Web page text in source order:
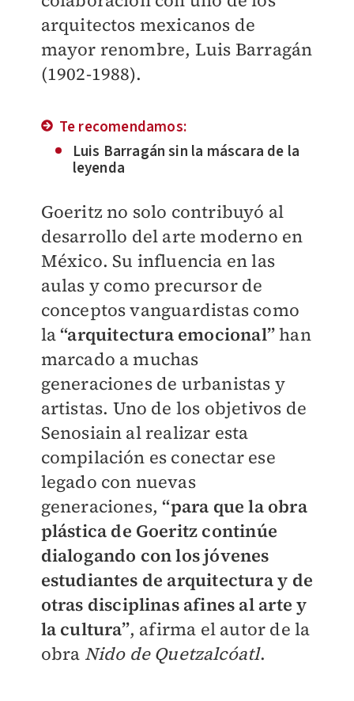
arquitectos mexicanos de
mayor renombre, Luis Barragán
(1902-1988).
Te recomendamos:
Luis Barragán sin la máscara de la
leyenda
Goeritz no solo contribuyó al
desarrollo del arte moderno en
México. Su influencia en las
aulas y como precursor de
conceptos vanguardistas como
la“arquitectura emocional”han
marcado a muchas
generaciones de urbanistas y
artistas. Uno de los objetivos de
Senosiain al realizar esta
compilación es conectar ese
legado con nuevas
generaciones,“para que la obra
plástica de Goeritz continúe
dialogando con los jóvenes
estudiantes de arquitectura y de
otras disciplinas afines al arte y
la cultura”, afirma el autor de la
obra Nido de Quetzalcóatl.